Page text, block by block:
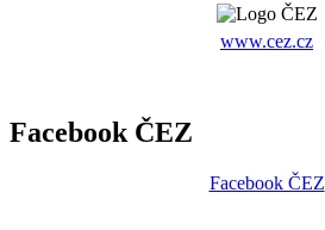
www.cez.cz
Facebook ČEZ
Facebook ČEZ